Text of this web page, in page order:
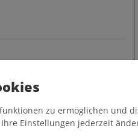
zu ermöglichen und
Einstellungen jederzeit